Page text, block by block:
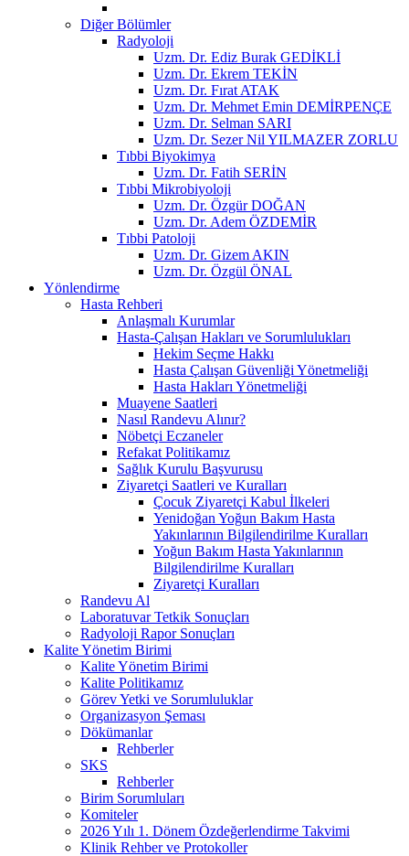
Diğer Bölümler
Radyoloji
Uzm. Dr. Ediz Burak GEDİKLİ
Uzm. Dr. Ekrem TEKİN
Uzm. Dr. Fırat ATAK
Uzm. Dr. Mehmet Emin DEMİRPENÇE
Uzm. Dr. Selman SARI
Uzm. Dr. Sezer Nil YILMAZER ZORLU
Tıbbi Biyokimya
Uzm. Dr. Fatih SERİN
Tıbbi Mikrobiyoloji
Uzm. Dr. Özgür DOĞAN
Uzm. Dr. Adem ÖZDEMİR
Tıbbi Patoloji
Uzm. Dr. Gizem AKIN
Uzm. Dr. Özgül ÖNAL
Yönlendirme
Hasta Rehberi
Anlaşmalı Kurumlar
Hasta-Çalışan Hakları ve Sorumlulukları
Hekim Seçme Hakkı
Hasta Çalışan Güvenliği Yönetmeliği
Hasta Hakları Yönetmeliği
Muayene Saatleri
Nasıl Randevu Alınır?
Nöbetçi Eczaneler
Refakat Politikamız
Sağlık Kurulu Başvurusu
Ziyaretçi Saatleri ve Kuralları
Çocuk Ziyaretçi Kabul İlkeleri
Yenidoğan Yoğun Bakım Hasta
Yakınlarının Bilgilendirilme Kuralları
Yoğun Bakım Hasta Yakınlarının
Bilgilendirilme Kuralları
Ziyaretçi Kuralları
Randevu Al
Laboratuvar Tetkik Sonuçları
Radyoloji Rapor Sonuçları
Kalite Yönetim Birimi
Kalite Yönetim Birimi
Kalite Politikamız
Görev Yetki ve Sorumluluklar
Organizasyon Şeması
Dökümanlar
Rehberler
SKS
Rehberler
Birim Sorumluları
Komiteler
2026 Yılı 1. Dönem Özdeğerlendirme Takvimi
Klinik Rehber ve Protokoller